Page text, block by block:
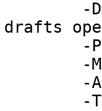
drafts